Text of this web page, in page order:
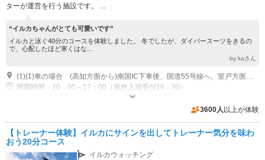
ターが運営を行う施設です。 ...
“イルカちゃんがとても可愛いです”
イルカと泳ぐ40分のコースを体験しました。 冬でしたが、ダイバースーツをきるの
で、心配したほど寒くはな...
by kaさん
開園時間：10：00～17：00（最終入場受付16：30）
専用駐車場あり（無料）15台 とろむ内駐車場も利用可
3600人 以上が体験
【トレーナー体験】イルカにサインを出してトレーナー気分を味わ
おう20分コース
イルカウォッチング